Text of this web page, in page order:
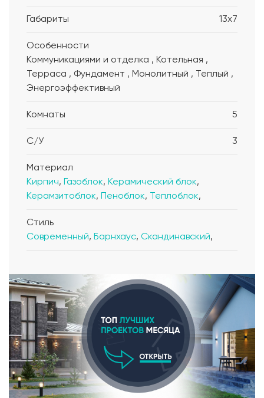
Габариты 13x7
Особенности
Коммуникациями и отделка , Котельная ,
Терраса , Фундамент , Монолитный , Теплый ,
Энергоэффективный
Комнаты 5
С/У 3
Материал
Кирпич, Газоблок, Керамический блок,
Керамзитоблок, Пеноблок, Теплоблок,
Стиль
Современный, Барнхаус, Скандинавский,